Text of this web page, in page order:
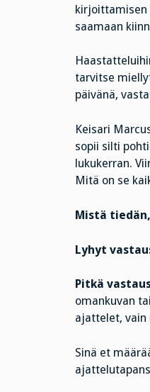
kirjoittamisen
saamaan
tarvitse
päivänä,
Keisari
sopii silti
lukukerran.
Mitä on se
Mistä
Lyhyt
Pitkä
omankuvan
ajattelet, vain
Sinä et